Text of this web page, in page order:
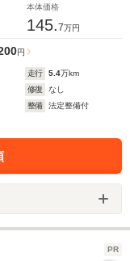
本体価格
145.7万円
円
走行 5.4万km
修復
なし
整備
法定整備付
PR